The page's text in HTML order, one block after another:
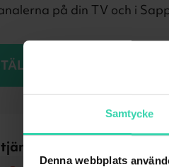
Samtycke
Denna webbplats
på din TV och i
NU
som ingår